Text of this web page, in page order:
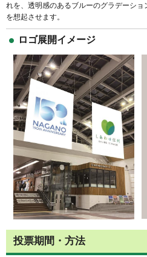
れを、透明感のあるブルーのグラデーシ
を想起させます。
ロゴ展開イメージ
投票期間・方法